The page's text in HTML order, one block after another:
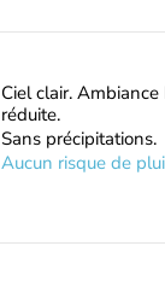
Ciel clair.
réduite.
Sans précipitations.
Aucun risque de